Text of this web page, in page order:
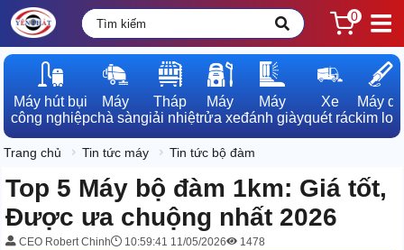
0
Máy hút bụi
công nghiệp
Máy
chà sàn
Tháp
giải nhiệt
Máy
rửa xe
Máy
đánh giày
Xe
quét rác
Máy dò
kim loại
Trang chủ Tin tức máy Tin tức bộ đàm
Top 5 Máy bộ đàm 1km: Giá tốt,
Được ưa chuộng nhất 2026
CEO Robert Chinh 10:59:41 11/05/2026 1478